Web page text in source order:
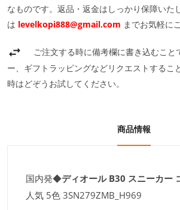
なものです。返品・返金はしっかり保障いた
は levelkopi888@gmail.com までお気軽に
ご注文する時に備考欄に書き込むこと
ー、ギフトラッピングなどリクエストするこ
時はどぞうお試してください。
商品情報
国内発◆ディオール B30 スニーカー
人気 5色 3SN279ZMB_H969